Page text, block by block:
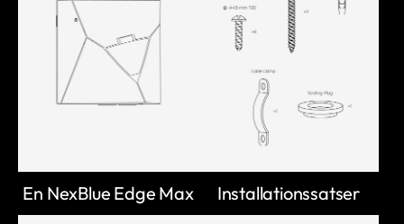
En NexBlue Edge Max Installationssatser